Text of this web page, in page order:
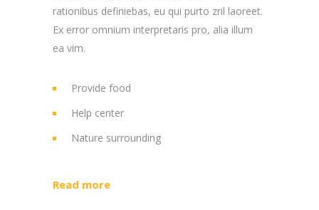
rationibus definiebas, eu qui purto zril laoreet.
Ex error omnium interpretaris pro, alia illum
ea vim.
Provide food
Help center
Nature surrounding
Read more